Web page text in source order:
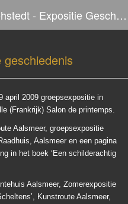
Michel Sehstedt - Expositie Geschiedenis
geschiedenis
april 2009 groepsexpositie in
(Frankrijk) Salon de printemps.
Aalsmeer, groepsexpositie
Aalsmeer en een pagina
in het boek ‘Een schilderachtig
Aalsmeer, Zomerexpositie
Kunstroute Aalsmeer,